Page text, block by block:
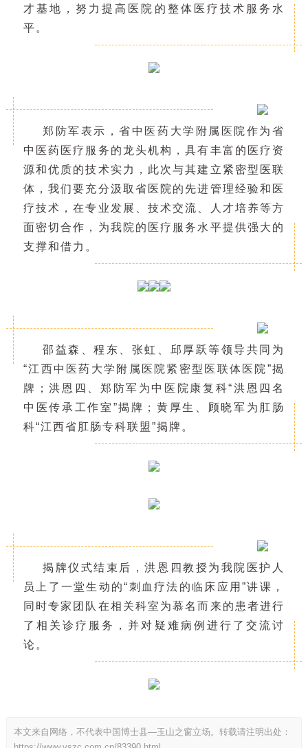
才基地，努力提高医院的整体医疗技术服务 水
平。
郑防军表示，省中医药大学附属医院作为省
中医药医疗服务的龙头机构，具有丰富的医疗资
源和优质的技术实力，此次与其建立紧密型医联
体，我们要充分汲取省医院的先进管理经验和医
疗技术，在专业发展、技术交流、人才培养等方
面密切合作， 为我院的医疗服务水平提供强大的
支撑和借力。
邵益森、程东、张虹、邱厚跃等领导共同为
“江西中医药大学附属医院 紧密型医联体医院”揭
牌 ；洪恩四、郑防军为中医院康复科“洪恩四名
中医传承工作室”揭牌；黄厚生、顾晓军为肛肠
科“江西省肛肠专科联盟”揭牌 。
揭牌仪式结束后，洪恩四教授为我院医护人
员上了一堂生动的“刺血疗法的临床应用”讲课，
同时专家团队在相关科室为慕名而来的患者进行
了相关诊疗服务，并对疑难病 例进行了交流讨
论。
本文来自网络，不代表中国博士县—玉山之窗立场。转载请注明出处：